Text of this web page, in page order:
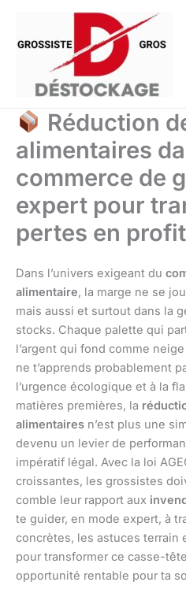
contenu
Réduction
alimentaires
commerce de
expert pour
pertes en
Dans l’univers exigeant du
alimentaire, la marge ne se
mais aussi et surtout dans la
stocks. Chaque palette qui
l’argent qui fond comme
ne t’apprends probablement
l’urgence écologique et à la
matières premières, la
alimentaires n’est plus une
devenu un levier de
impératif légal. Avec la loi
croissantes, les grossistes
comble leur rapport aux
te guider, en mode expert, à
concrètes, les astuces terrain
pour transformer ce casse-
opportunité rentable pour ta